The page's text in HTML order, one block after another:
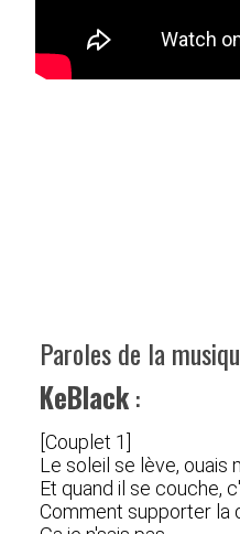
Paroles de la
KeBlack:
[Couplet 1]
Le soleil se lève, ouais
Et quand il se couche,
Comment supporter la